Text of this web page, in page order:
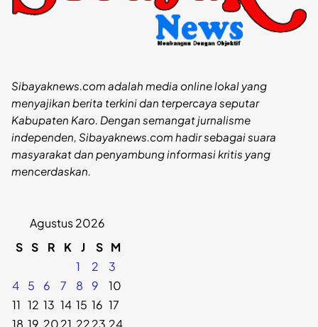
Sibayaknews.com adalah media online lokal yang
menyajikan berita terkini dan terpercaya seputar
Kabupaten Karo. Dengan semangat jurnalisme
independen, Sibayaknews.com hadir sebagai suara
masyarakat dan penyambung informasi kritis yang
mencerdaskan.
Agustus 2026
S S R K J S M
1
2
3
4
5 6 7 8 9
10
11 12 13 14 15 16 17
18 19 2021 2223 24